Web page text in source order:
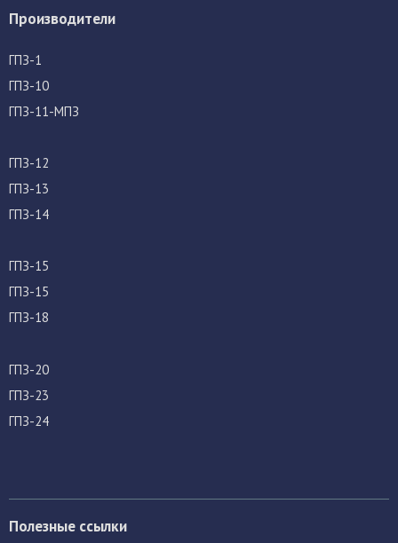
Производители
ГПЗ-1
ГПЗ-10
ГПЗ-11-МПЗ
ГПЗ-12
ГПЗ-13
ГПЗ-14
ГПЗ-15
ГПЗ-15
ГПЗ-18
ГПЗ-20
ГПЗ-23
ГПЗ-24
Полезные ссылки